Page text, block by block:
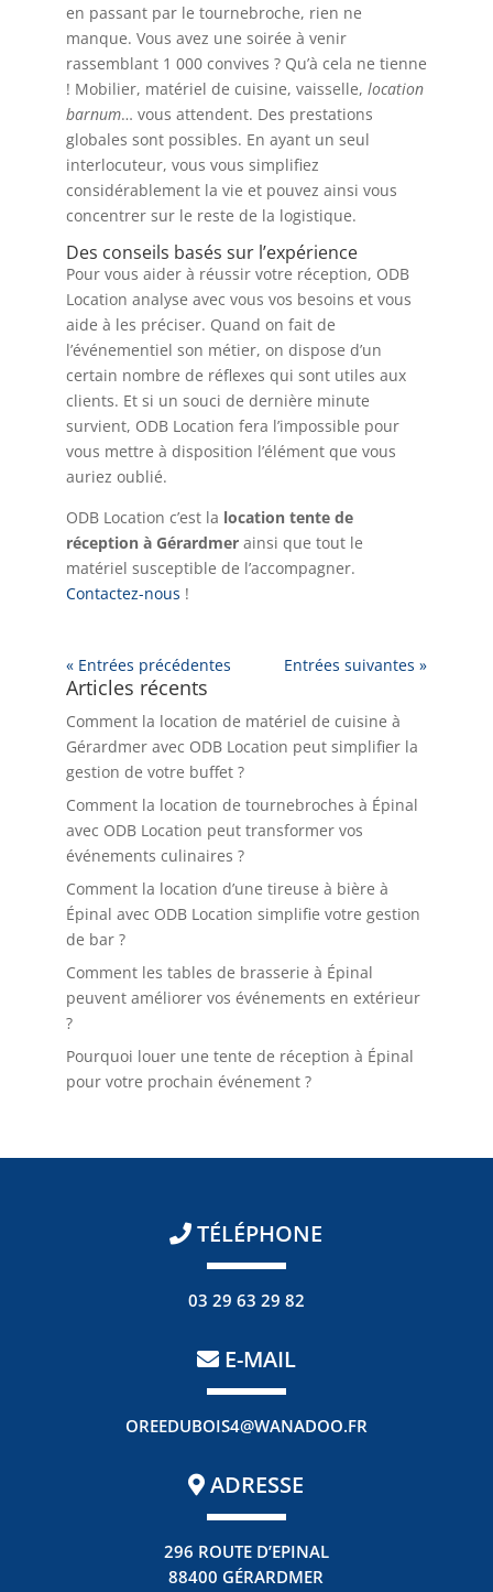
en passant par le tournebroche, rien ne
manque. Vous avez une soirée à venir
rassemblant 1 000 convives ? Qu’à cela ne tienne
! Mobilier, matériel de cuisine, vaisselle, location
barnum… vous attendent. Des prestations
globales sont possibles. En ayant un seul
interlocuteur, vous vous simplifiez
considérablement la vie et pouvez ainsi vous
concentrer sur le reste de la logistique.
Des conseils basés sur l’expérience
Pour vous aider à réussir votre réception, ODB
Location analyse avec vous vos besoins et vous
aide à les préciser. Quand on fait de
l’événementiel son métier, on dispose d’un
certain nombre de réflexes qui sont utiles aux
clients. Et si un souci de dernière minute
survient, ODB Location fera l’impossible pour
vous mettre à disposition l’élément que vous
auriez oublié.
ODB Location c’est la location tente de
réception à Gérardmerainsi que tout le
matériel susceptible de l’accompagner.
Contactez-nous !
« Entrées précédentes Entrées suivantes »
Articles récents
Comment la location de matériel de cuisine à
Gérardmer avec ODB Location peut simplifier la
gestion de votre buffet ?
Comment la location de tournebroches à Épinal
avec ODB Location peut transformer vos
événements culinaires ?
Comment la location d’une tireuse à bière à
Épinal avec ODB Location simplifie votre gestion
de bar ?
Comment les tables de brasserie à Épinal
peuvent améliorer vos événements en extérieur
?
Pourquoi louer une tente de réception à Épinal
pour votre prochain événement ?
TÉLÉPHONE
03 29 63 29 82
E-MAIL
OREEDUBOIS4@WANADOO.FR
ADRESSE
296 ROUTE D’EPINAL
88400 GÉRARDMER